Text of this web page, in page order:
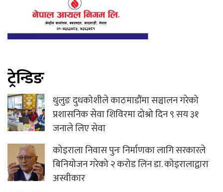
ट्रेन्डिङ
थुलुङ दुधकोशीले काठमाडौंमा सञ्चालन गरेको
प्रशासनिक सेवा शिविरमा दोश्रो दिन ९ सय ३१
जनाले लिए सेवा
कोइराला निवास पुनः निर्माणका लागि सरकारले
बिनियोजन गरेको २ करोड लिन डा. कोइरालाद्वारा
अस्वीकार